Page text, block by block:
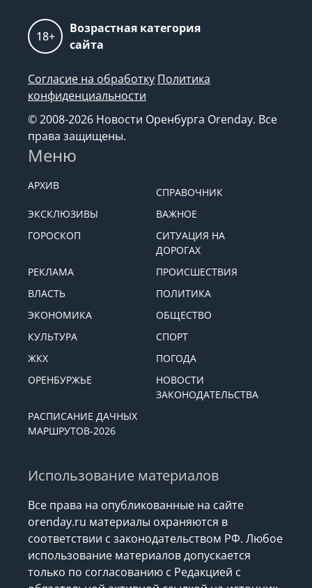
Согласие на обработку
конфиденциальности
© 2008-2026 Новости Оренбурга Orenday. Все
права защищены.
Меню
АРХИВ
СПРАВОЧНИК
ЭКСКЛЮЗИВЫ
ВАЖНОЕ
ДОРОГАХ
РЕКЛАМА
ПРОИСШЕСТВИЯ
ВЛАСТЬ
ПОЛИТИКА
ЭКОНОМИКА
ОБЩЕСТВО
КУЛЬТУРА
СПОРТ
ЖКХ
ПОГОДА
Использование материалов
Все права на опубликованные на сайте
orenday.ru материалы охраняются в
соответствии с законодательством РФ. Любое
использование материалов допускается